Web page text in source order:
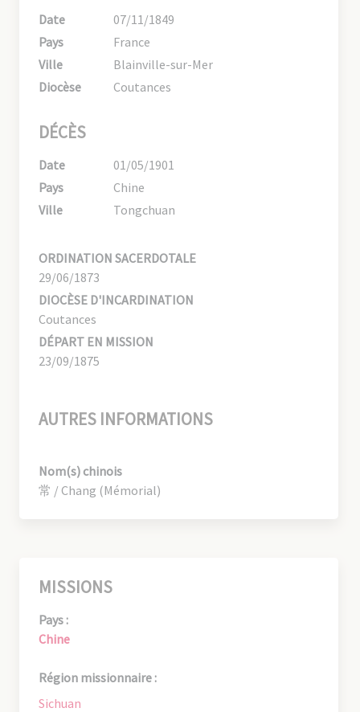
Date
07/11/1849
Pays
France
Ville
Blainville-sur-Mer
Diocèse
Coutances
DÉCÈS
Date
01/05/1901
Pays
Chine
Ville
Tongchuan
ORDINATION SACERDOTALE
29/06/1873
DIOCÈSE D'INCARDINATION
Coutances
DÉPART EN MISSION
23/09/1875
AUTRES INFORMATIONS
Nom(s) chinois
常 / Chang (Mémorial)
MISSIONS
Pays :
Chine
Région missionnaire :
Sichuan